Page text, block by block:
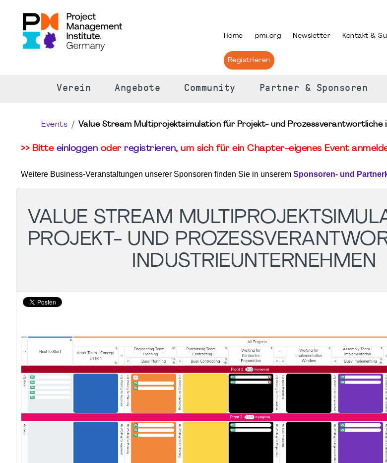
Home pmi.org Newsletter Kontakt &
Registrieren
Verein Angebote Community Partner & Sponsoren
Events Value Stream Multiprojektsimulation für Projekt- und Prozessverantwortliche
>> Bitte einloggen oder registrieren, um sich für ein Chapter-eigenes Event
Weitere Business-Veranstaltungen unserer Sponsoren finden Sie in unserem Sponsoren- und
VALUE STREAM
PROJEKT- UND
INDUSTRIEUNTERNEHMEN